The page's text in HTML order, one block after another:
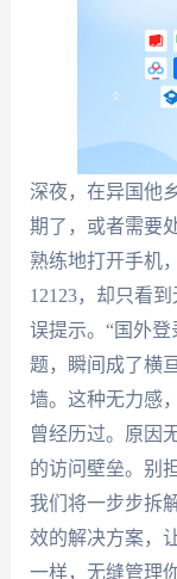
深夜，在异国他
期了，或者需要
熟练地打开手机
12123，却只看
误提示。“国外登
题，瞬间成了横
墙。这种无力感
曾经历过。原因
的访问壁垒。别
我们将一步步拆
效的解决方案，
一样，无缝管理